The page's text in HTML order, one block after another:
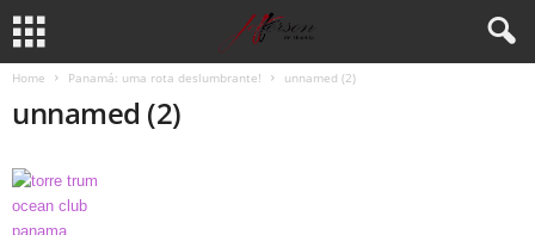
Home Panamá: uma rota deslumbrante! unnamed (2)
unnamed (2)